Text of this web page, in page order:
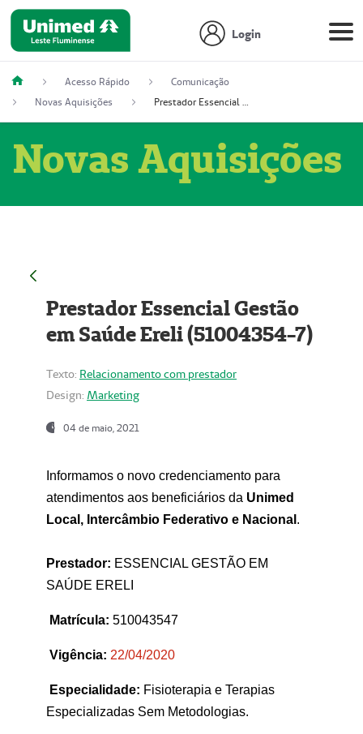
Login
Acesso Rápido
Comunicação
Novas Aquisições
Prestador Essencial Gestão em Saúde Ereli (51004354-7)
Novas Aquisições
Prestador Essencial Gestão
em Saúde Ereli (51004354-7)
Texto: Relacionamento com prestador
Design: Marketing
04 de maio, 2021
Informamos o novo credenciamento para
atendimentos aos beneficiários da Unimed
Local, Intercâmbio Federativo e Nacional .
Prestador: ESSENCIAL GESTÃO EM
SAÚDE ERELI
Matrícula: 510043547
Vigência: 22/04/2020
Especialidade: Fisioterapia e Terapias
Especializadas Sem Metodologias.